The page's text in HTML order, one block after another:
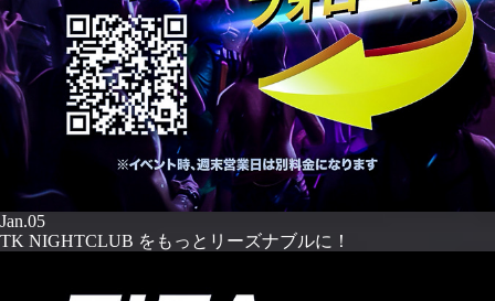
Jan.05
TK NIGHTCLUB をもっとリーズナブルに！